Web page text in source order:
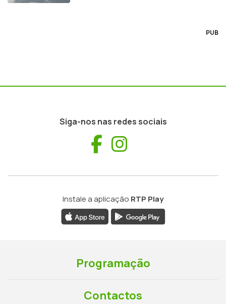
PUB
Siga-nos nas redes sociais
Facebook
Instale a aplicação RTP Play
Programação
Contactos